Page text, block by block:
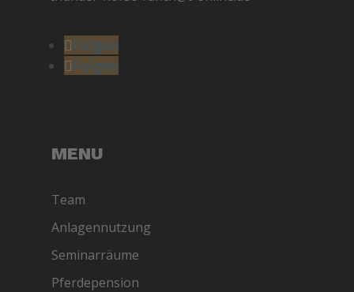
Folgen
Folgen
MENU
Team
Anlagennutzung
Seminarräume
Pferdepension